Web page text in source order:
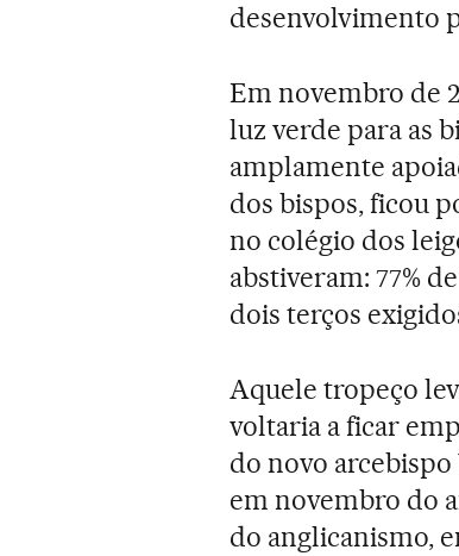
desenvolvimento
Em novembro de
luz verde para as
amplamente
dos bispos, ficou
no colégio dos
abstiveram: 77%
dois terços
Aquele tropeço
voltaria a ficar
do novo
em novembro do
do anglicanismo,